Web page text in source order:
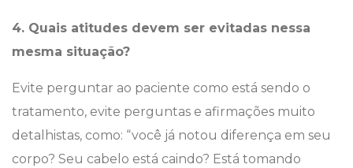
4. Quais atitudes devem ser evitadas nessa
mesma situação?
Evite perguntar ao paciente como está sendo o
tratamento, evite perguntas e afirmações muito
detalhistas, como: “você já notou diferença em seu
corpo? Seu cabelo está caindo? Está tomando